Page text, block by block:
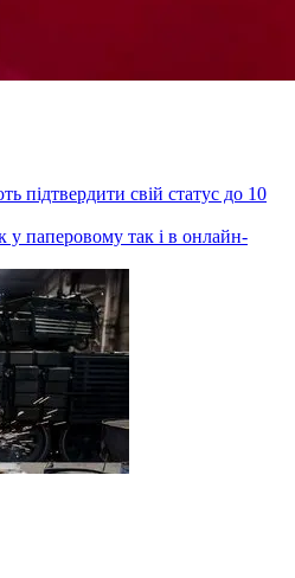
підтвердити свій статус до 10
паперовому так і в онлайн-